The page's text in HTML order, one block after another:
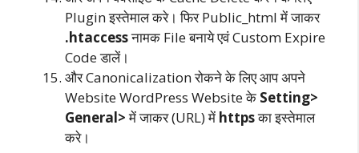
Plugin इस्तेमाल करे। फिर Public_html में जाकर
.htaccessनामक File बनाये एवं Custom Expire
Code डालें।
और Canonicalization रोकने के लिए आप अपने
Website WordPress Website के Setting>
General>में जाकर (URL) में httpsका इस्तेमाल
करे।